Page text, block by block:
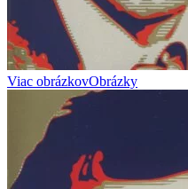
Viac obrázkovObrázky